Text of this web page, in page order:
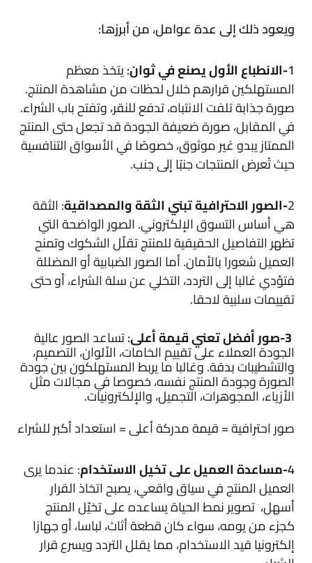
ويعود ذلك إلى عدة عوامل، من أبرزها:
1-الانطباع الأول يصنع في ثوان:يتخذ معظم
المستهلكين قرارهم خلال لحظات من مشاهدة المنتج.
صورة جذابة تلفت الانتباه، تدفع للنقر، وتفتح باب الشراء.
في المقابل، صورة ضعيفة الجودة قد تجعل حتى المنتج
الممتاز يبدو غير موثوق، خصوصًا في الأسواق التنافسية
حيث تُعرض المنتجات جنبًا إلى جنب.
2-الصور الاحترافية تبني الثقة والمصداقية: الثقة
هي أساس التسوق الإلكتروني. الصور الواضحة التي
تظهر التفاصيل الحقيقية للمنتج تقلّل الشكوك وتمنح
العميل شعورا بالأمان. أما الصور الضبابية أو المضللة
فتؤدي غالبا إلى التردد، التخلي عن سلة الشراء، أو حتى
تقييمات سلبية لاحقا.
3-صور أفضل تعني قيمة أعلى
:تساعد الصور عالية
الجودة العملاء على تقييم الخامات، الألوان، التصميم،
والتشطيبات بدقة. وغالبا ما يربط المستهلكون بين جودة
الصورة وجودة المنتج نفسه، خصوصا في مجالات مثل
الأزياء، المجوهرات، التجميل، والإلكترونيات.
صور احترافية = قيمة مدركة أعلى = استعداد أكبر للشراء
4-مساعدة العميل على تخيل الاستخدام: عندما يرى
العميل المنتج في سياق واقعي، يصبح اتخاذ القرار
أسهل، تصوير نمط الحياة يساعده على تخيّل المنتج
كجزء من يومه، سواء كان قطعة أثاث، لباسا، أو جهازا
إلكترونيا قيد الاستخدام، مما يقلل التردد ويسرع قرار